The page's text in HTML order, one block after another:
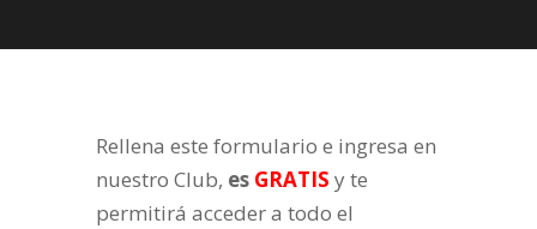
Rellena este formulario e ingresa en
nuestro Club, es GRATIS y te
permitirá acceder a todo el